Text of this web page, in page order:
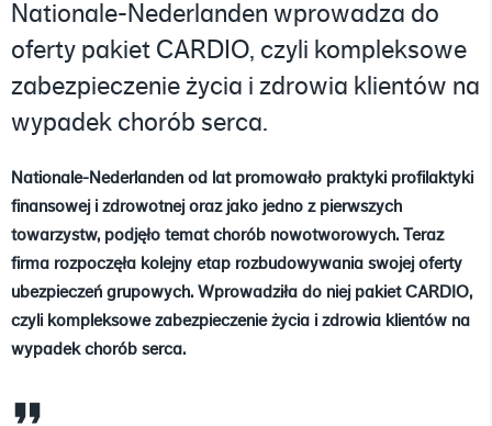
Nationale-Nederlanden wprowadza do
oferty pakiet CARDIO, czyli kompleksowe
zabezpieczenie życia i zdrowia klientów na
wypadek chorób serca.
Nationale-Nederlanden od lat promowało praktyki profilaktyki
finansowej i zdrowotnej oraz jako jedno z pierwszych
towarzystw, podjęło temat chorób nowotworowych. Teraz
firma rozpoczęła kolejny etap rozbudowywania swojej oferty
ubezpieczeń grupowych. Wprowadziła do niej pakiet CARDIO,
czyli kompleksowe zabezpieczenie życia i zdrowia klientów na
wypadek chorób serca.